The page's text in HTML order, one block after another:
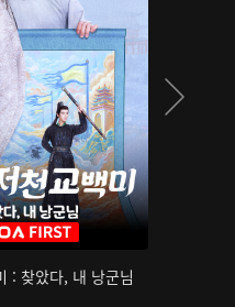
: 찾았다, 내 낭군님